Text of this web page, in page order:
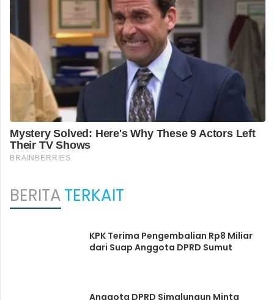
BERITATERKAIT
KPK Terima Pengembalian Rp8 Miliar
dari Suap Anggota DPRD Sumut
Anggota DPRD Simalungun Minta